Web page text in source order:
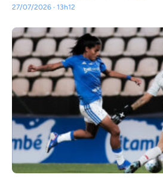
27/07/2026 · 13h12